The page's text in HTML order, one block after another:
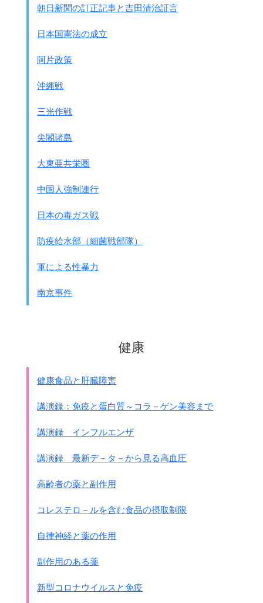
朝日新聞の訂正記事と吉田清治証言
日本国憲法の成立
阿片政策
沖縄戦
三光作戦
尖閣諸島
大東亜共栄圏
中国人強制連行
日本の毒ガス戦
防疫給水部（細菌戦部隊）
軍による性暴力
南京事件
健康
健康食品と肝臓障害
講演録：免疫と蛋白質～コラ－ゲン美容まで
講演録 インフルエンザ
講演録 最新デ－タ－から見る高血圧
高齢者の薬と副作用
コレステロ－ルを含む食品の摂取制限
自律神経と薬の作用
副作用のある薬
新型コロナウイルスと免疫